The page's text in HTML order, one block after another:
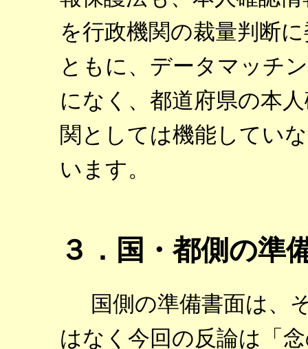
を行政機関の裁量判断
ともに、データマッチ
になく、都道府県の本
関としては機能してい
います。
３．国・都側の準
国側の準備書面は、
はなく今回の反論は「